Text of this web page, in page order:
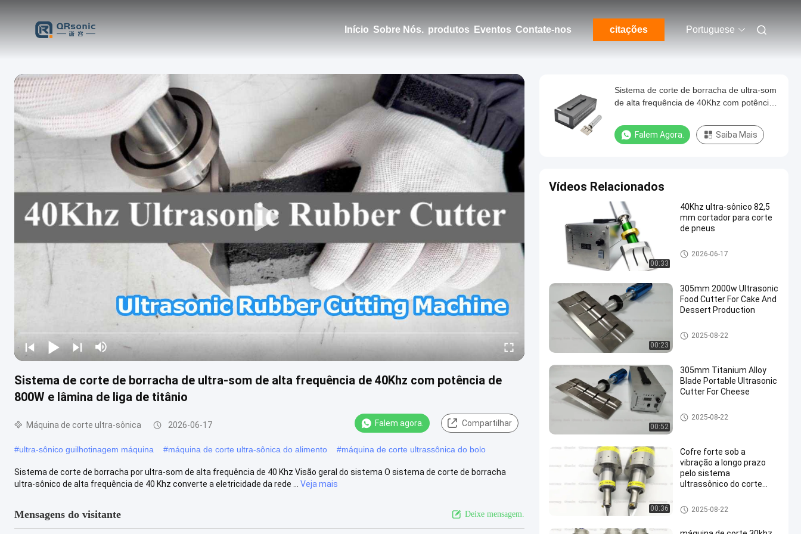
Início Sobre Nós. produtos Eventos Contate-nos citações Portuguese
Sistema de corte de borracha de ultra-som de alta frequência de 40Khz com potência de
800W e lâmina de liga de titânio
Máquina de corte ultra-sônica 2026-06-17 Falem agora. Compartilhar
#ultra-sônico guilhotinagem máquina #máquina de corte ultra-sônica do alimento #máquina de corte ultrassônica do bolo
Sistema de corte de borracha por ultra-som de alta frequência de 40 Khz Visão geral do sistema O sistema de corte de borracha
ultra-sônico de alta frequência de 40 Khz converte a eletricidade da rede ...
Veja mais
Mensagens do visitante Deixe mensagem.
Sistema de corte de borracha de ultra-som
de alta frequência de 40Khz com potência
Falem Agora. Saiba Mais
Vídeos Relacionados
00:33
40Khz ultra-sônico 82,5
mm cortador para corte
de pneus
Máquina de corte ultra-sônica
2026-06-17
00:23
305mm 2000w Ultrasonic
Food Cutter For Cake And
Dessert Production
Máquina de corte ultra-sônica
2025-08-22
00:52
305mm Titanium Alloy
Blade Portable Ultrasonic
Cutter For Cheese
Máquina de corte ultra-sônica
2025-08-22
00:36
Cofre forte sob a
vibração a longo prazo
pelo sistema
ultrassônico do corte
circuito impresso
Máquina de corte ultra-sônica
2025-08-22